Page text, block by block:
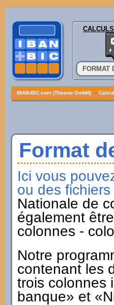
FORMAT
IBAN-BIC.com (Theano GmbH) »
Format
Ici vous
ou des fichiers
Nationale de
également
colonnes -
Notre
contenant les
trois colonnes
banque» et